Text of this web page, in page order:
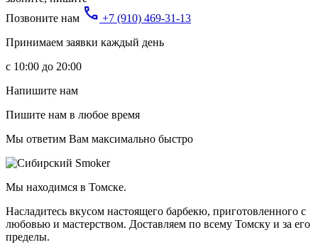
Позвоните нам phone +7 (910) 469-31-13
Принимаем заявки каждый день
с 10:00 до 20:00
Напишите нам
Пишите нам в любое время
Мы ответим Вам максимально быстро
Мы находимся в Томске.
Насладитесь вкусом настоящего барбекю, приготовленного с
любовью и мастерством. Доставляем по всему Томску и за его
пределы.